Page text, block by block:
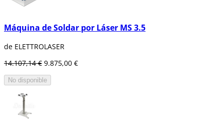
Máquina de Soldar por Láser MS 3.5
de ELETTROLASER
14.107,14 € 9.875,00 €
No disponible